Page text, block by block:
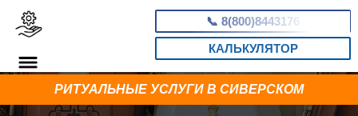
📞 8(800)8443176
КАЛЬКУЛЯТОР
РИТУАЛЬНЫЕ УСЛУГИ В СИВЕРСКОМ